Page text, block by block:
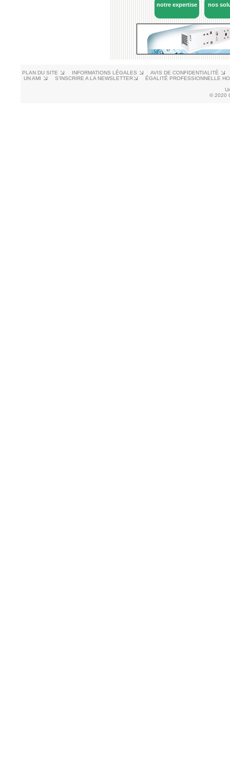
notre expertise nos
PLAN DU SITE INFORMATIONS LÉGALES
AVIS DE CONFIDENTIALITÉ
UN AMI
S’INSCRIRE A LA NEWSLETTER
ÉGALITÉ PROFESSIONNELLE
© 2020